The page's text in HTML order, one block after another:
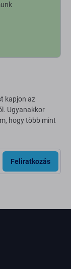
kapjon az
Ugyanakkor
hogy több mint
Feliratkozás